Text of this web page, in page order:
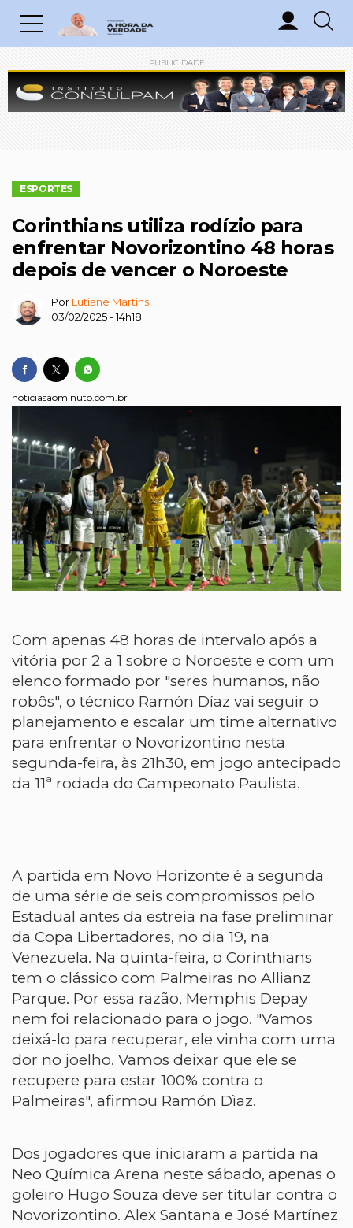
PUBLICIDADE
ESPORTES
Corinthians utiliza rodízio para
enfrentar Novorizontino 48 horas
depois de vencer o Noroeste
Por Lutiane Martins
03/02/2025 - 14h18
noticiasaominuto.com.br
Com apenas 48 horas de intervalo após a
vitória por 2 a 1 sobre o Noroeste e com um
elenco formado por "seres humanos, não
robôs", o técnico Ramón Díaz vai seguir o
planejamento e escalar um time alternativo
para enfrentar o Novorizontino nesta
segunda-feira, às 21h30, em jogo antecipado
da 11ª rodada do Campeonato Paulista.
A partida em Novo Horizonte é a segunda
de uma série de seis compromissos pelo
Estadual antes da estreia na fase preliminar
da Copa Libertadores, no dia 19, na
Venezuela. Na quinta-feira, o Corinthians
tem o clássico com Palmeiras no Allianz
Parque. Por essa razão, Memphis Depay
nem foi relacionado para o jogo. "Vamos
deixá-lo para recuperar, ele vinha com uma
dor no joelho. Vamos deixar que ele se
recupere para estar 100% contra o
Palmeiras", afirmou Ramón Dìaz.
Dos jogadores que iniciaram a partida na
Neo Química Arena neste sábado, apenas o
goleiro Hugo Souza deve ser titular contra o
Novorizontino. Alex Santana e José Martínez